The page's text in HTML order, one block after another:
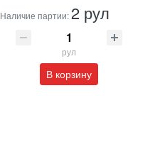
Наличие партии: 2 рул
рул
В корзину